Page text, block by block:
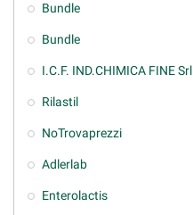
Bundle
Bundle
I.C.F. IND.CHIMICA FINE Srl
Rilastil
NoTrovaprezzi
Adlerlab
Enterolactis